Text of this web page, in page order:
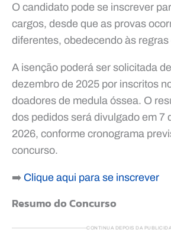
O candidato pode se inscrever
cargos, desde que as provas
diferentes, obedecendo às regras
A isenção poderá ser solicitada
dezembro de 2025 por inscritos
doadores de medula óssea. O
dos pedidos será divulgado em 7
2026, conforme cronograma
concurso.
➡️ Clique aqui para se inscrever
Resumo do Concurso
CONTINUA DEPOIS DA